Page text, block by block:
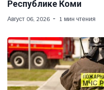
Республике Коми
Август 06, 2026 1 мин чтения